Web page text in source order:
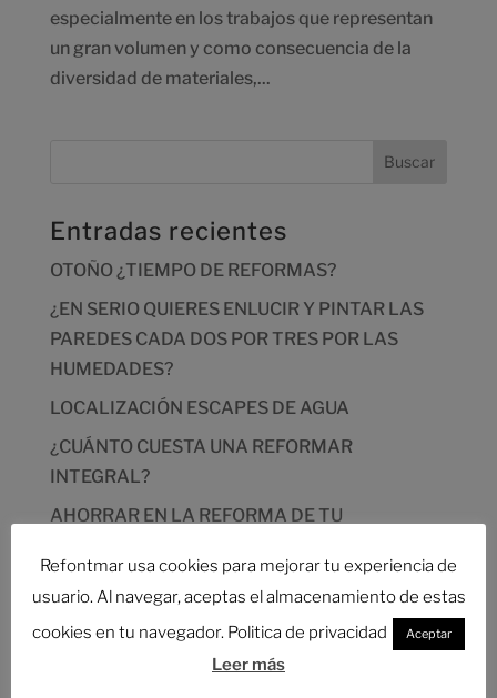
especialmente en los trabajos que representan
un gran volumen y como consecuencia de la
diversidad de materiales,...
Entradas recientes
OTOÑO ¿TIEMPO DE REFORMAS?
¿EN SERIO QUIERES ENLUCIR Y PINTAR LAS
PAREDES CADA DOS POR TRES POR LAS
HUMEDADES?
LOCALIZACIÓN ESCAPES DE AGUA
¿CUÁNTO CUESTA UNA REFORMAR
INTEGRAL?
AHORRAR EN LA REFORMA DE TU
Comentarios recientes
Refontmar usa cookies para mejorar tu experiencia de
usuario. Al navegar, aceptas el almacenamiento de estas
cookies en tu navegador. Politica de privacidad
Aceptar
Leer más